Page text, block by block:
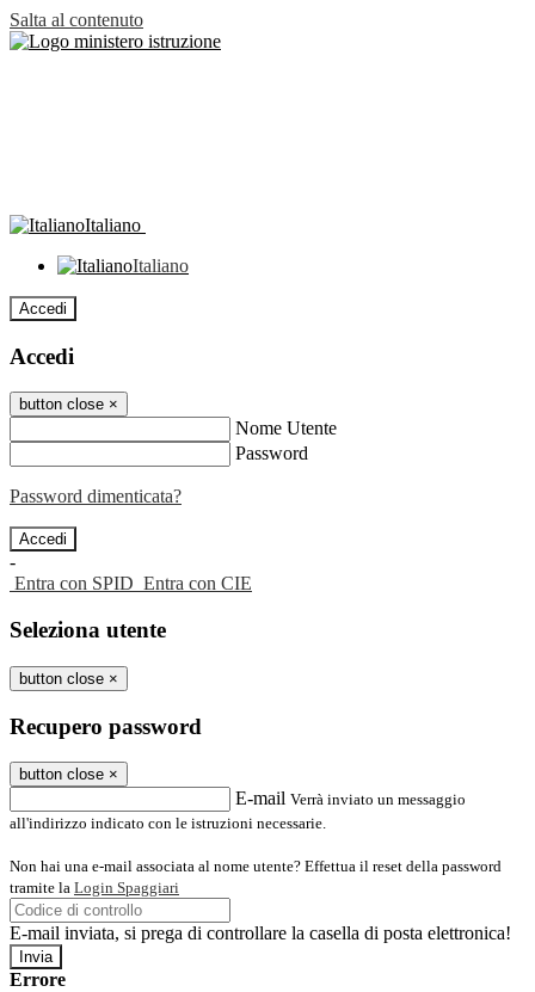
Salta al contenuto
Italiano
Italiano
Accedi
Accedi
button close ×
Nome Utente
Password
Password dimenticata?
-
Entra con SPID Entra con CIE
Seleziona utente
button close ×
Recupero password
button close ×
E-mail Verrà inviato un messaggio
all'indirizzo indicato con le istruzioni necessarie.
Non hai una e-mail associata al nome utente? Effettua il reset della password
tramite la Login Spaggiari
E-mail inviata, si prega di controllare la casella di posta elettronica!
Errore